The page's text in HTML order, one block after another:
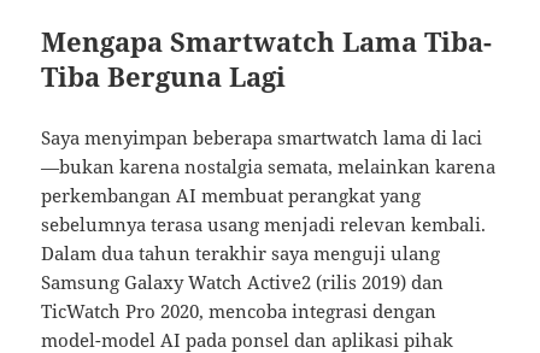
Mengapa Smartwatch Lama Tiba-
Tiba Berguna Lagi
Saya menyimpan beberapa smartwatch lama di laci
—bukan karena nostalgia semata, melainkan karena
perkembangan AI membuat perangkat yang
sebelumnya terasa usang menjadi relevan kembali.
Dalam dua tahun terakhir saya menguji ulang
Samsung Galaxy Watch Active2 (rilis 2019) dan
TicWatch Pro 2020, mencoba integrasi dengan
model-model AI pada ponsel dan aplikasi pihak